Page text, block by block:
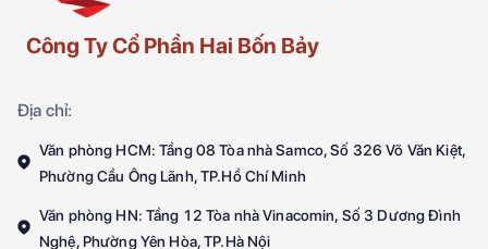
Công Ty Cổ Phần Hai Bốn Bảy
Địa chỉ:
Văn phòng HCM: Tầng 08 Tòa nhà Samco, Số 326 Võ Văn Kiệt,
Phường Cầu Ông Lãnh, TP.Hồ Chí Minh
Văn phòng HN: Tầng 12 Tòa nhà Vinacomin, Số 3 Dương Đình
Nghệ, Phường Yên Hòa, TP.Hà Nội